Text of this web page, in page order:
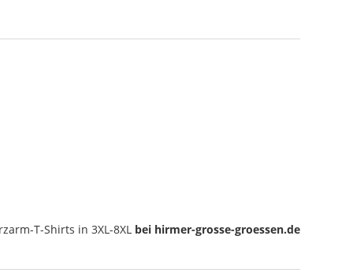
T-Shirts in 3XL-8XL bei hirmer-grosse-groessen.de